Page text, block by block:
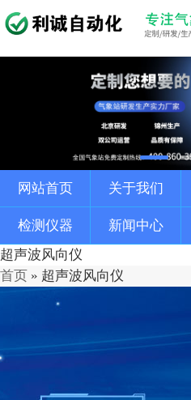
网站首页 关于我们
检测仪器 新闻中心
超声波风向仪
首页 » 超声波风向仪